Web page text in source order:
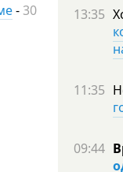
-30 13:35
11:35
09:44